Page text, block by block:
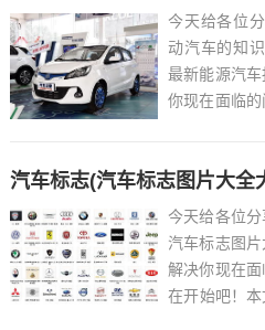
今天给各位
动汽车的知
最新能源汽
你现在面临
汽车标志(汽车标志图片大全
今天给各位
汽车标志图
解决你现在
在开始吧！